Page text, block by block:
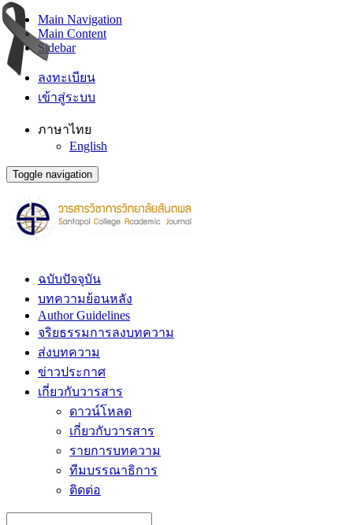
Main Navigation
Main Content
Sidebar
ลงทะเบียน
เข้าสู่ระบบ
ภาษาไทย
English
Toggle navigation
ฉบับปัจจุบัน
บทความย้อนหลัง
Author Guidelines
จริยธรรมการลงบทความ
ส่งบทความ
ข่าวประกาศ
เกี่ยวกับวารสาร
ดาวน์โหลด
เกี่ยวกับวารสาร
รายการบทความ
ทีมบรรณาธิการ
ติดต่อ